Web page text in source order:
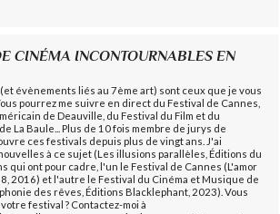
CINÉMA INCONTOURNABLES EN
évènements liés au 7ème art) sont ceux que je vous
pourrez me suivre en direct du Festival de Cannes,
de Deauville, du Festival du Film et du
La Baule... Plus de 10 fois membre de jurys de
ces festivals depuis plus de vingt ans. J'ai
à ce sujet (Les illusions parallèles, Éditions du
qui ont pour cadre, l'un le Festival de Cannes (L'amor
2016) et l'autre le Festival du Cinéma et Musique de
des rêves, Éditions Blacklephant, 2023). Vous
festival ? Contactez-moi à